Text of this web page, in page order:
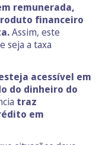
remunerada,
financeiro
Assim, este
seja a taxa
acessível em
do dinheiro do
traz
em